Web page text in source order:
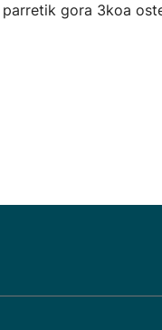
parretik gora 3koa